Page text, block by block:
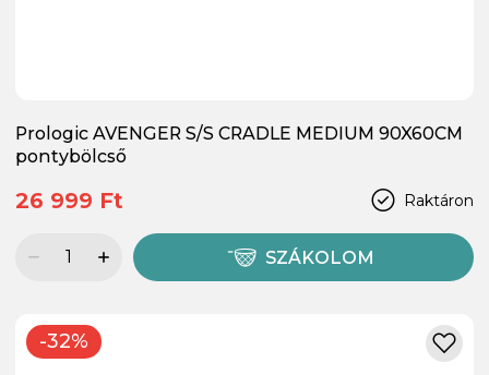
Prologic AVENGER S/S CRADLE MEDIUM 90X60CM
pontybölcső
Raktáron
26 999 Ft
SZÁKOLOM
-32%